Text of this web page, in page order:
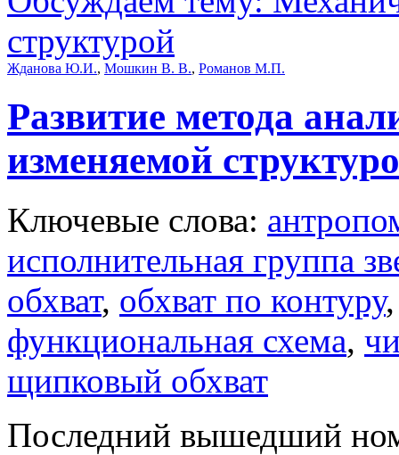
структурой
Жданова Ю.И., Мошкин В. В., Романов М.П.
Развитие метода
изменяемой
Ключевые слова:
исполнительная группа
обхват, обхват по контуру
функциональная схема,
щипковый обхват
Последний вышедший